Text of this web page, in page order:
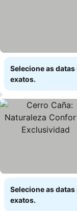
Selecione as
exatos.
Selecione as
exatos.